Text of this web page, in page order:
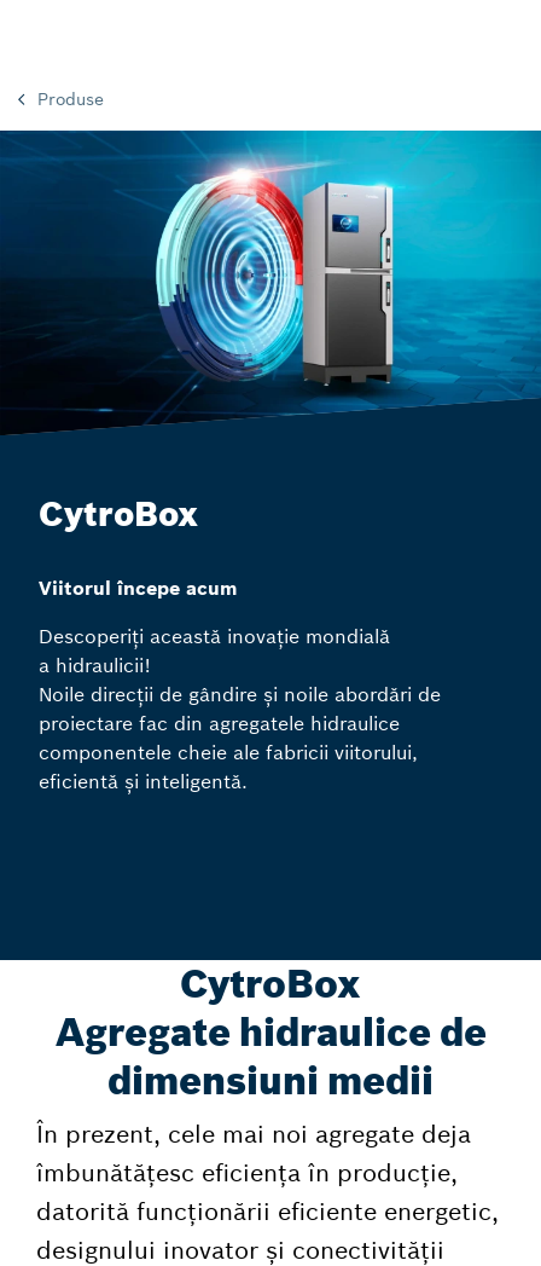
Produse
CytroBox
Viitorul începe acum
Descoperiți această inovație mondială
a hidraulicii!
Noile direcții de gândire și noile abordări de
proiectare fac din agregatele hidraulice
componentele cheie ale fabricii viitorului,
eficientă și inteligentă.
CytroBox
Agregate hidraulice de
dimensiuni medii
În prezent, cele mai noi agregate deja
îmbunătățesc eficiența în producție,
datorită funcționării eficiente energetic,
designului inovator și conectivității